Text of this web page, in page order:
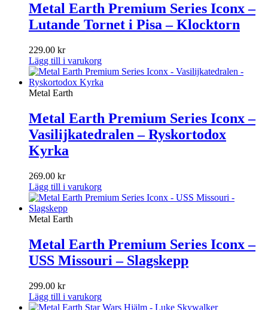
Metal Earth Premium Series Iconx –
Lutande Tornet i Pisa – Klocktorn
229.00 kr
Lägg till i varukorg
Metal Earth
Metal Earth Premium Series Iconx –
Vasilijkatedralen – Ryskortodox
Kyrka
269.00 kr
Lägg till i varukorg
Metal Earth
Metal Earth Premium Series Iconx –
USS Missouri – Slagskepp
299.00 kr
Lägg till i varukorg